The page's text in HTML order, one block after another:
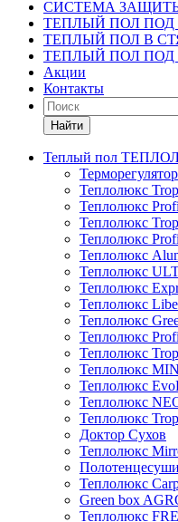
СИСТЕМА
ТЕПЛЫЙ ПОЛ ПОД
ТЕПЛЫЙ ПОЛ В
ТЕПЛЫЙ ПОЛ
Акции
Контакты
Найти
Теплый пол
Теплолюкс
Теплолюкс
Теплолюкс
Теплолюкс
Теплолюкс
Теплолюкс
Теплолюкс
Теплолюкс
Теплолюкс
Теплолюкс
Теплолюкс
Теплолюкс
Теплолюкс
Теплолюкс
Теплолюкс
Доктор Сухов
Теплолюкс
Теплолюкс
Green box
Теплолюкс